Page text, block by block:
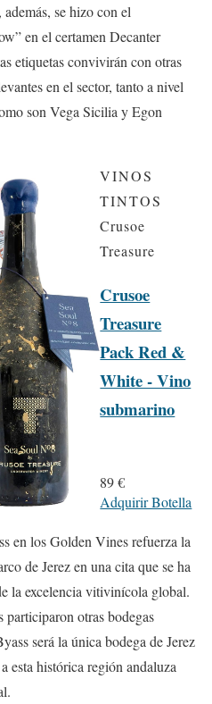
se hizo con el
en el certamen Decanter
etiquetas convivirán con otras
en el sector, tanto a nivel
son Vega Sicilia y Egon
VINOS
TINTOS
Crusoe
Treasure
Crusoe
Treasure
Pack Red &
White - Vino
submarino
89 €
Adquirir Botella
en los Golden Vines refuerza la
de Jerez en una cita que se ha
la excelencia vitivinícola global.
participaron otras bodegas
será la única bodega de Jerez
esta histórica región andaluza